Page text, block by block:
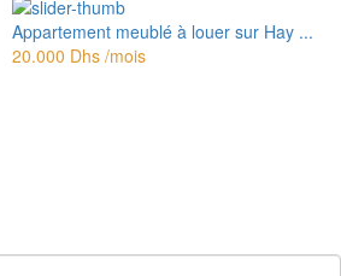
Appartement meublé à louer sur Hay ...
20.000 Dhs /mois